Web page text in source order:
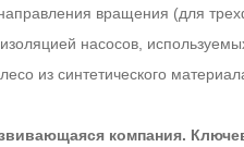
вращения (для
насосов,
из синтетического
компания.